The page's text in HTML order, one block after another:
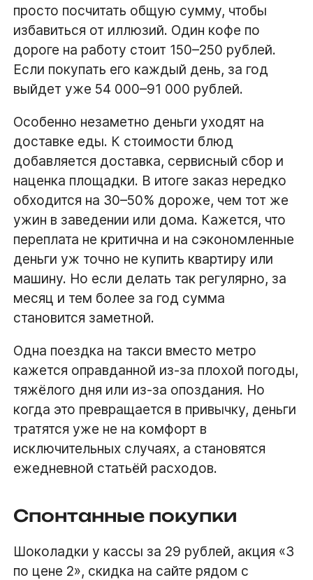
просто посчитать общую сумму, чтобы
избавиться от иллюзий. Один кофе по
дороге на работу стоит 150–250 рублей.
Если покупать его каждый день, за год
выйдет уже 54 000–91 000 рублей.
Особенно незаметно деньги уходят на
доставке еды. К стоимости блюд
добавляется доставка, сервисный сбор и
наценка площадки. В итоге заказ нередко
обходится на 30–50% дороже, чем тот же
ужин в заведении или дома. Кажется, что
переплата не критична и на сэкономленные
деньги уж точно не купить квартиру или
машину. Но если делать так регулярно, за
месяц и тем более за год сумма
становится заметной.
Одна поездка на такси вместо метро
кажется оправданной из-за плохой погоды,
тяжёлого дня или из-за опоздания. Но
когда это превращается в привычку, деньги
тратятся уже не на комфорт в
исключительных случаях, а становятся
ежедневной статьёй расходов.
Спонтанные покупки
Шоколадки у кассы за 29 рублей, акция «3
по цене 2», скидка на сайте рядом с